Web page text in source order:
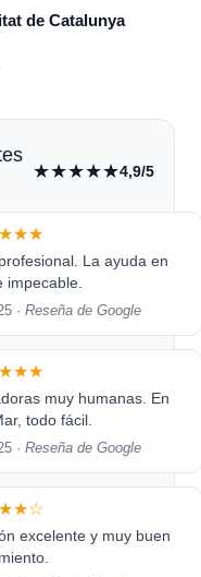
de Catalunya
★★★★★4,9/5
La ayuda en
impecable.
·Reseña de Google
muy humanas. En
todo fácil.
·Reseña de Google
excelente y muy buen